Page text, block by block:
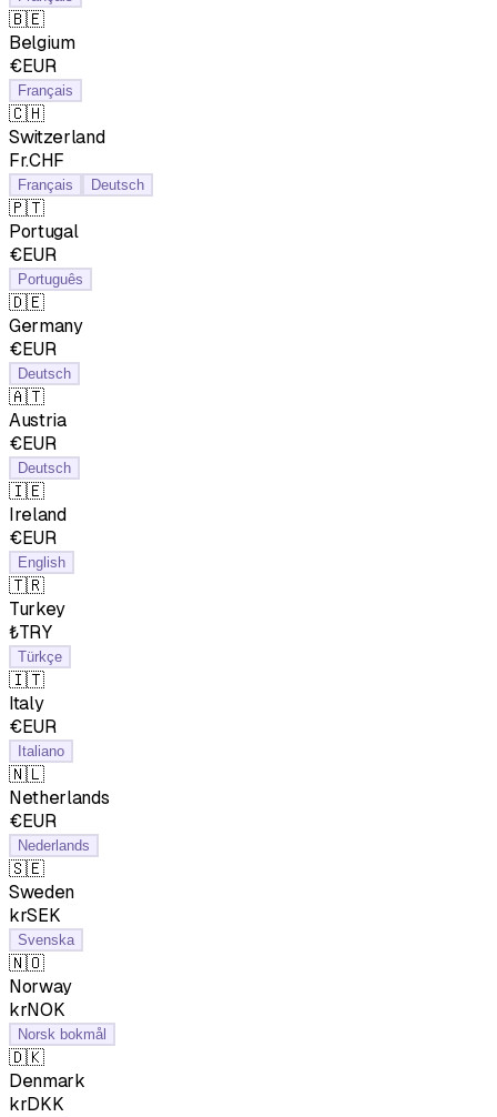
🇧🇪
Belgium
€EUR
Français
🇨🇭
Switzerland
Fr.CHF
Français Deutsch
🇵🇹
Portugal
€EUR
Português
🇩🇪
Germany
€EUR
Deutsch
🇦🇹
Austria
€EUR
Deutsch
🇮🇪
Ireland
€EUR
English
🇹🇷
Turkey
₺TRY
Türkçe
🇮🇹
Italy
€EUR
Italiano
🇳🇱
Netherlands
€EUR
Nederlands
🇸🇪
Sweden
krSEK
Svenska
🇳🇴
Norway
krNOK
Norsk bokmål
🇩🇰
Denmark
krDKK